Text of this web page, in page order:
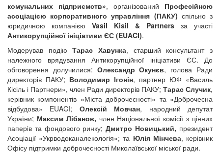
комунальних підприємств», організований Професійною
асоціацією корпоративного управління (ПАКУ) спільно з
юридичною компанією Vasil Kisil & Partners за участі
Антикорупційної ініціативи ЄС (EUACI).
Модерував подіюТарас Хавунка, старший консультант з
належного врядування Антикорупційної ініціативи ЄС. До
обговорення долучилися: Олександр Окунєв, голова Ради
директорів ПАКУ; Володимир Ігонін, партнер ЮФ «Василь
Кісіль і Партнери», член Ради директорів ПАКУ; Тарас Случик,
керівник компонентів «Міста доброчесності» та «Доброчесна
відбудова» EUACI; Олексій Мовчан, народний депутат
України; Максим Лібанов, член Національної комісії з цінних
паперів та фондового ринку;Дмитро Новицький, президент
Асоціації «Укрводоканалекологія»; та Юлія Мінчева, керівник
Офісу підтримки доброчесності Миколаївської міської ради.